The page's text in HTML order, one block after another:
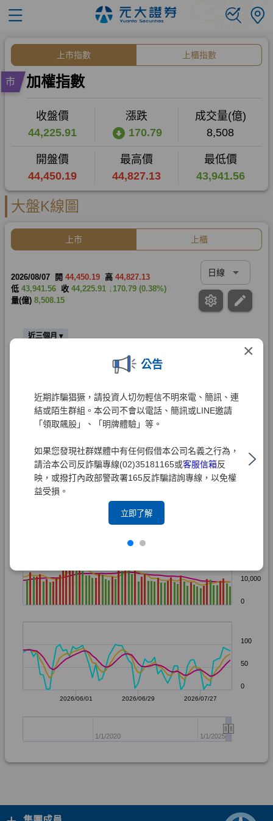
×
公告
近期詐騙猖獗，請投資人切勿輕信不明來電、簡訊、連
結或陌生群組。本公司不會以電話、簡訊或LINE邀請
「領取飆股」、「明牌體驗」等。
如果您發現社群媒體中有任何假借本公司名義之行為，
請洽本公司反詐騙專線(02)35181165或客服信箱反
映，或撥打內政部警政署165反詐騙諮詢專線，以免權
益受損。
立即了解